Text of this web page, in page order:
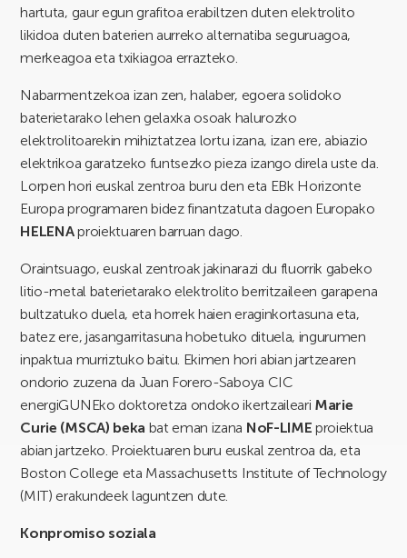
hartuta, gaur egun grafitoa erabiltzen duten elektrolito
likidoa duten baterien aurreko alternatiba seguruagoa,
merkeagoa eta txikiagoa errazteko.
Nabarmentzekoa izan zen, halaber, egoera solidoko
baterietarako lehen gelaxka osoak halurozko
elektrolitoarekin mihiztatzea lortu izana, izan ere, abiazio
elektrikoa garatzeko funtsezko pieza izango direla uste da.
Lorpen hori euskal zentroa buru den eta EBk Horizonte
Europa programaren bidez finantzatuta dagoen Europako
HELENAproiektuaren barruan dago.
Oraintsuago, euskal zentroak jakinarazi du fluorrik gabeko
litio-metal baterietarako elektrolito berritzaileen garapena
bultzatuko duela, eta horrek haien eraginkortasuna eta,
batez ere, jasangarritasuna hobetuko dituela, ingurumen
inpaktua murriztuko baitu. Ekimen hori abian jartzearen
ondorio zuzena da Juan Forero-Saboya CIC
energiGUNEko doktoretza ondoko ikertzaileari Marie
Curie (MSCA) beka bat eman izana NoF-LIME proiektua
abian jartzeko. Proiektuaren buru euskal zentroa da, eta
Boston College eta Massachusetts Institute of Technology
(MIT) erakundeek laguntzen dute.
Konpromiso soziala